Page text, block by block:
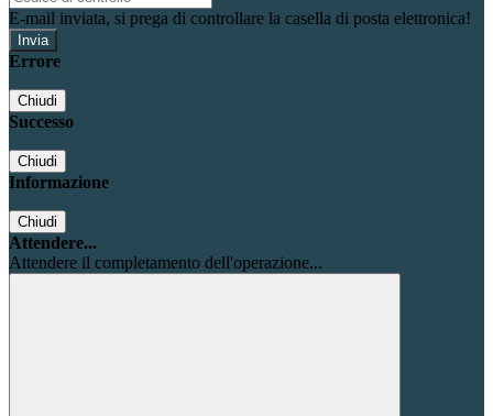
E-mail inviata, si prega di controllare la casella di posta elettronica!
Errore
Chiudi
Successo
Chiudi
Informazione
Chiudi
Attendere...
Attendere il completamento dell'operazione...